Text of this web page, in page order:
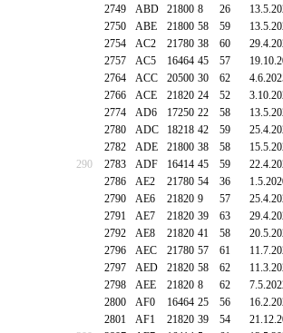
2749
ABD 21800 8 26
2750
ABE 21800 58 59
2754
AC2 21780 38 60
2757
AC5 16464 45 57
2764
ACC 20500 30 62
2766
ACE 21820 24 52
2774
AD6 17250 22 58
2780
ADC 18218 42 59
2782
ADE 21800 38 58
290
2783 ADF 16414 45 59
2786
AE2 21780 54 36
2790
AE6 21820 9 57
2791
AE7 21820 39 63
2792
AE8 21820 41 58
2796
AEC 21780 57 61
2797
AED 21820 58 62
2798
AEE 21820 8 62
2800
AF0 16464 25 56
2801
AF1 21820 39 54